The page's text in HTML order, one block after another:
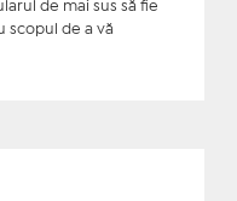
de mai sus să fie
scopul de a vă